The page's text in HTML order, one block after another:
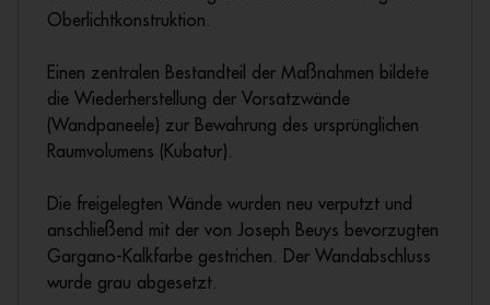
Oberlichtkonstruktion.
Einen zentralen Bestandteil der Maßnahmen bildete
die Wiederherstellung der Vorsatzwände
(Wandpaneele) zur Bewahrung des ursprünglichen
Raumvolumens (Kubatur).
Die freigelegten Wände wurden neu verputzt und
anschließend mit der von Joseph Beuys bevorzugten
Gargano-Kalkfarbe gestrichen. Der Wandabschluss
wurde grau abgesetzt.